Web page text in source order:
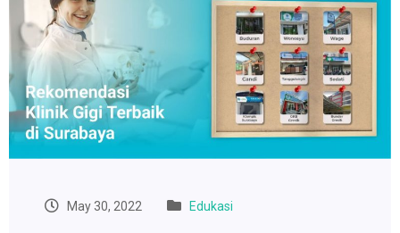
May 30, 2022 Edukasi